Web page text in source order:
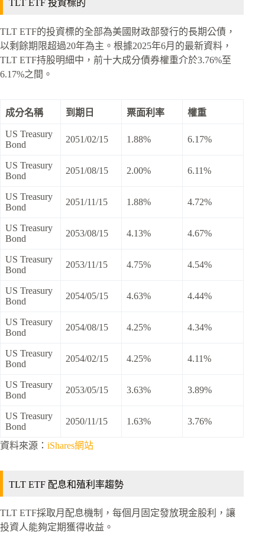
TLT ETF 投資標的
TLT ETF的投資標的全部為美國財政部發行的長期公債，
以剩餘期限超過20年為主。根據2025年6月的最新資料，
TLT ETF持股明細中，前十大成分債券權重介於3.76%至
6.17%之間。
成分名稱 到期日 票面利率 權重
US Treasury
Bond
2051/02/15 1.88% 6.17%
US Treasury
Bond
2051/08/15 2.00% 6.11%
US Treasury
Bond
2051/11/15 1.88% 4.72%
US Treasury
Bond
2053/08/15 4.13% 4.67%
US Treasury
Bond
2053/11/15 4.75% 4.54%
US Treasury
Bond
2054/05/15 4.63% 4.44%
US Treasury
Bond
2054/08/15 4.25% 4.34%
US Treasury
Bond
2054/02/15 4.25% 4.11%
US Treasury
Bond
2053/05/15 3.63% 3.89%
US Treasury
Bond
2050/11/15 1.63% 3.76%
資料來源： iShares網站
TLT ETF 配息和殖利率趨勢
TLT ETF採取月配息機制，每個月固定發放現金股利，讓
投資人能夠定期獲得收益。